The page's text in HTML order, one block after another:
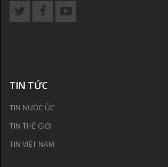
TIN TỨC
TIN NƯỚC ÚC
TIN THẾ GIỚI
TIN VIỆT NAM